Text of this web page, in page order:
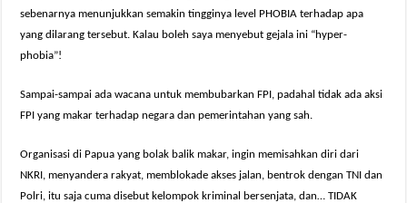
sebenarnya menunjukkan semakin tingginya level PHOBIA terhadap apa
yang dilarang tersebut. Kalau boleh saya menyebut gejala ini “hyper-
phobia”!
Sampai-sampai ada wacana untuk membubarkan FPI, padahal tidak ada aksi
FPI yang makar terhadap negara dan pemerintahan yang sah.
Organisasi di Papua yang bolak balik makar, ingin memisahkan diri dari
NKRI, menyandera rakyat, memblokade akses jalan, bentrok dengan TNI dan
Polri, itu saja cuma disebut kelompok kriminal bersenjata, dan… TIDAK